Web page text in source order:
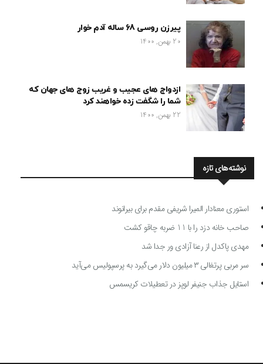
پیرزن روسی 68 ساله آدم خوار
20 بهمن, 1400
ازدواج های عجیب و غریب زوج های جهان که
شما را شگفت زده خواهند کرد
22 بهمن, 1400
نوشته‌های تازه
استوری معنادار المیرا شریفی مقدم برای بیرانوند
صاحب خانه دزد را با 11 ضربه چاقو کشت
مهدی پاکدل از رعنا آزادی ور جدا شد
سر مربی پرتغالی ۳ میلیون دلار می‌گیرد به پرسپولیس می‌آید
استایل جذاب جنیفر لوپز در تعطیلات کریسمس